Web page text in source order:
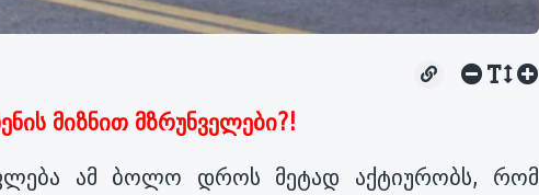
მიზნით მზრუნველები?!
ამ ბოლო დროს მეტად აქტიურობს, რომ